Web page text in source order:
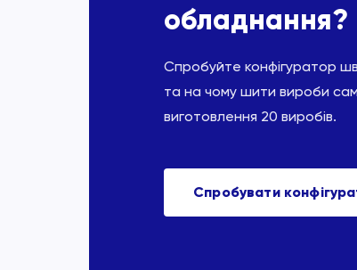
обладнання?
Спробуйте конфігуратор
та на чому шити вироби
виготовлення 20 виробів.
Спробувати